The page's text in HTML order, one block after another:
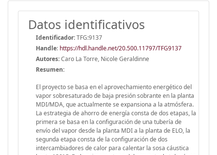
Datos identificativos
Identificador:TFG:9137
Handle: https://hdl.handle.net/20.500.11797/TFG9137
Autores:Caro La Torre, Nicole Geraldinne
Resumen:
El proyecto se basa en el aprovechamiento energético del
vapor sobresaturado de baja presión sobrante en la planta
MDI/MDA, que actualmente se expansiona a la atmósfera.
La estrategia de ahorro de energía consta de dos etapas, la
primera se basa en la configuración de una tubería de
envío del vapor desde la planta MDI a la planta de ELO, la
segunda etapa consta de la configuración de dos
intercambiadores de calor para calentar la sosa cáustica